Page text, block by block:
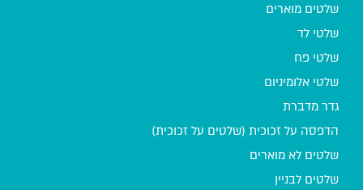
שלטים מוארים
שלטי לד
שלטי פח
שלטי אלומיניום
גדר מדברת
הדפסה על זכוכית (שלטים על זכוכית)
שלטים לא מוארים
שלטים לבניין